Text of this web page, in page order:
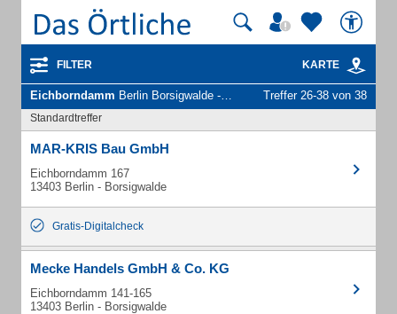
FILTER KARTE
Eichborndamm Berlin Borsigwalde - Unternehmen und Personen Treffer 26-38 von 38
Standardtreffer
MAR-KRIS Bau GmbH
Eichborndamm 167
13403 Berlin - Borsigwalde
Gratis-Digitalcheck
Mecke Handels GmbH & Co. KG
Eichborndamm 141-165
13403 Berlin - Borsigwalde